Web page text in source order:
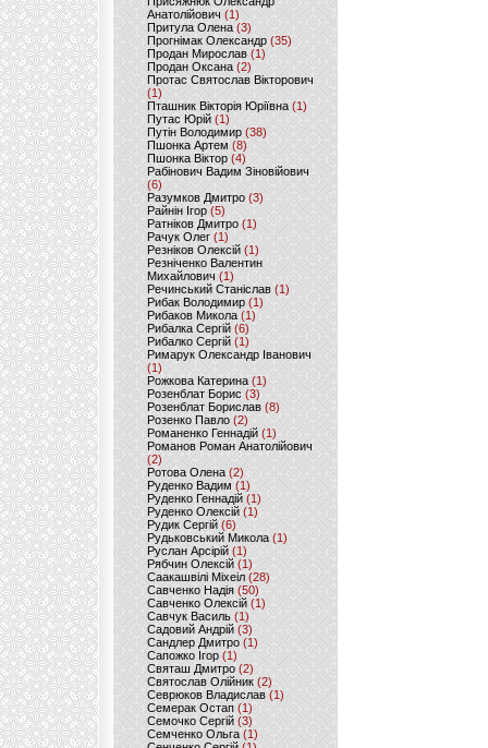
Анатолійович (1)
Притула Олена (3)
Прогнімак Олександр(35)
Продан Мирослав(1)
Продан Оксана (2)
Протас Святослав Вікторович
(1)
Пташник Вікторія Юріївна (1)
Путас Юрій (1)
Путін Володимир(38)
Пшонка Артем (8)
Пшонка Віктор(4)
Рабінович Вадим Зіновійович
(6)
Разумков Дмитро (3)
Райнін Ігор(5)
Ратніков Дмитро (1)
Рачук Олег (1)
Резніков Олексій(1)
Резніченко Валентин
Михайлович (1)
Речинський Станіслав (1)
Рибак Володимир(1)
Рибаков Микола(1)
Рибалка Сергій (6)
Рибалко Сергій (1)
Римарук Олександр Іванович
(1)
Рожкова Катерина(1)
Розенблат Борис (3)
Розенблат Борислав (8)
Розенко Павло (2)
Романенко Геннадій (1)
Романов Роман Анатолійович
(2)
Ротова Олена(2)
Руденко Вадим (1)
Руденко Геннадій (1)
Руденко Олексій(1)
Рудик Сергій(6)
Рудьковський Микола (1)
Руслан Арсірій(1)
Рябчин Олексій (1)
Саакашвілі Міхеіл(28)
Савченко Надія (50)
Савченко Олексій(1)
Савчук Василь (1)
Садовий Андрій (3)
Сандлер Дмитро(1)
Сапожко Ігор(1)
Святаш Дмитро (2)
Святослав Олійник (2)
Севрюков Владислав (1)
Семерак Остап (1)
Семочко Сергій (3)
Семченко Ольга (1)